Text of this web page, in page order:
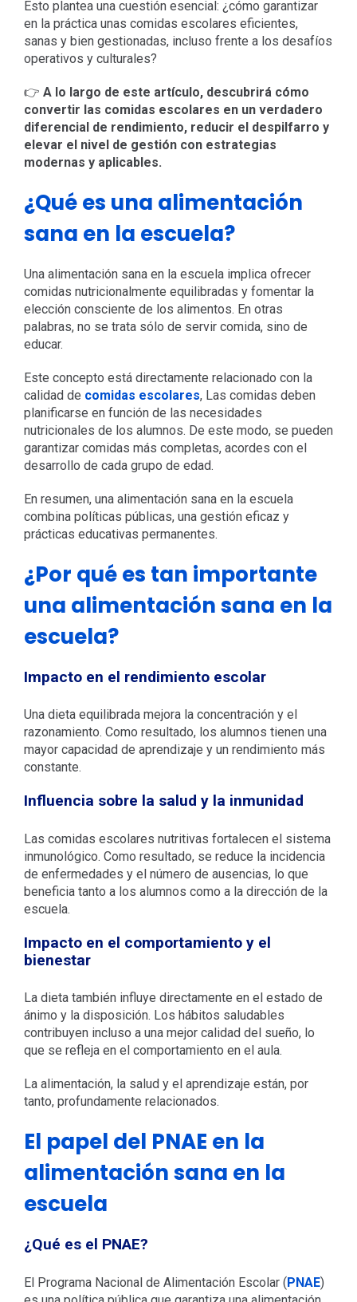
Esto plantea una cuestión esencial: ¿cómo garantizar
en la práctica unas comidas escolares eficientes,
sanas y bien gestionadas, incluso frente a los desafíos
operativos y culturales?
👉 A lo largo de este artículo, descubrirá cómo
convertir las comidas escolares en un verdadero
diferencial de rendimiento, reducir el despilfarro y
elevar el nivel de gestión con estrategias
modernas y aplicables.
¿Qué es una alimentación
sana en la escuela?
Una alimentación sana en la escuela implica ofrecer
comidas nutricionalmente equilibradas y fomentar la
elección consciente de los alimentos. En otras
palabras, no se trata sólo de servir comida, sino de
educar.
Este concepto está directamente relacionado con la
calidad de comidas escolares, Las comidas deben
planificarse en función de las necesidades
nutricionales de los alumnos. De este modo, se pueden
garantizar comidas más completas, acordes con el
desarrollo de cada grupo de edad.
En resumen, una alimentación sana en la escuela
combina políticas públicas, una gestión eficaz y
prácticas educativas permanentes.
¿Por qué es tan importante
una alimentación sana en la
escuela?
Impacto en el rendimiento escolar
Una dieta equilibrada mejora la concentración y el
razonamiento. Como resultado, los alumnos tienen una
mayor capacidad de aprendizaje y un rendimiento más
constante.
Influencia sobre la salud y la inmunidad
Las comidas escolares nutritivas fortalecen el sistema
inmunológico. Como resultado, se reduce la incidencia
de enfermedades y el número de ausencias, lo que
beneficia tanto a los alumnos como a la dirección de la
escuela.
Impacto en el comportamiento y el
bienestar
La dieta también influye directamente en el estado de
ánimo y la disposición. Los hábitos saludables
contribuyen incluso a una mejor calidad del sueño, lo
que se refleja en el comportamiento en el aula.
La alimentación, la salud y el aprendizaje están, por
tanto, profundamente relacionados.
El papel del PNAE en la
alimentación sana en la
escuela
¿Qué es el PNAE?
El Programa Nacional de Alimentación Escolar (PNAE)